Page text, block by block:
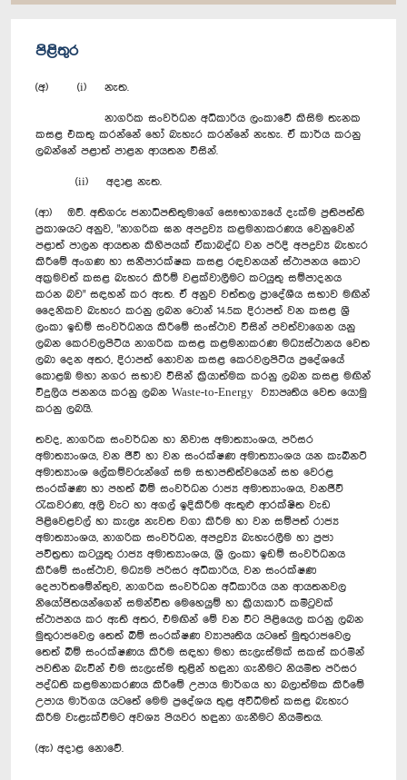
පිළිතුර
(අ) (i) නැත.
නාගරික සංවර්ධන අධිකාරිය ලංකාවේ කිසිම තැනක
කසළ එකතු කරන්නේ හෝ බැහැර කරන්නේ නැහැ. ඒ කාර්ය කරනු
ලබන්නේ පළාත් පාළන ආයතන විසින්.
(ii) අදාළ නැත.
(ආ) ඔව්. අතිගරු ජනාධිපතිතුමාගේ සෞභාග්‍යයේ දැක්ම ප්‍රතිපත්ති
ප්‍රකාශයට අනුව, "නාගරික ඝන අපද්‍රව්‍ය කළමනාකරණය වෙනුවෙන්
පළාත් පාලන ආයතන කිහිපයක් ඒකාබද්ධ වන පරිදි අපද්‍රව්‍ය බැහැර
කිරීමේ අංගණ හා සනීපාරක්ෂක කසළ රඳවනයන් ස්ථාපනය කොට
අක්‍රමවත් කසළ බැහැර කිරීම් වළක්වාලීමට කටයුතු සම්පාදනය
කරන බව" සඳහන් කර ඇත. ඒ අනුව වත්තල ප්‍රාදේශීය සභාව මඟින්
දෛනිකව බැහැර කරනු ලබන ටොන් 14.5ක දිරාපත් වන කසළ ශ්‍රී
ලංකා ඉඩම් සංවර්ධනය කිරීමේ සංස්ථාව විසින් පවත්වාගෙන යනු
ලබන කෙරවලපිටිය නාගරික කසළ කළමනාකරණ මධ්‍යස්ථානය වෙත
ලබා දෙන අතර, දිරාපත් නොවන කසළ කෙරවලපිටිය ප්‍රදේශයේ
කොළඹ මහා නගර සභාව විසින් ක්‍රියාත්මක කරනු ලබන කසළ මඟින්
විදුලිය ජනනය කරනු ලබන Waste-to-Energy ව්‍යාපෘතිය වෙත යොමු
කරනු ලබයි.
තවද, නාගරික සංවර්ධන හා නිවාස අමාත්‍යාංශය, පරිසර
අමාත්‍යාංශය, වන ජීවී හා වන සංරක්ෂණ අමාත්‍යාංශය යන කැබිනට්
අමාත්‍යාංශ ලේකම්වරුන්ගේ සම සභාපතිත්වයෙන් සහ වෙරළ
සංරක්ෂණ හා පහත් බිම් සංවර්ධන රාජ්‍ය අමාත්‍යාංශය, වනජීවී
රැකවරණ, අලි වැට හා අගල් ඉදිකිරීම ඇතුළු ආරක්ෂිත වැඩ
පිළිවෙළවල් හා කැලෑ නැවත වගා කිරීම හා වන සම්පත් රාජ්‍ය
අමාත්‍යාංශය, නාගරික සංවර්ධන, අපද්‍රව්‍ය බැහැරලීම හා ප්‍රජා
පවිත්‍රතා කටයුතු රාජ්‍ය අමාත්‍යාංශය, ශ්‍රී ලංකා ඉඩම් සංවර්ධනය
කිරීමේ සංස්ථාව, මධ්‍යම පරිසර අධිකාරිය, වන සංරක්ෂණ
දෙපාර්තමේන්තුව, නාගරික සංවර්ධන අධිකාරිය යන ආයතනවල
නියෝජිතයන්ගෙන් සමන්විත‍ මෙහෙයුම් හා ක්‍රියාකාරී කමිටුවක්
ස්ථාපනය කර ඇති අතර, එමඟින් මේ වන විට පිළියෙල කරනු ලබන
මුතුරාජවෙල තෙත් බිම් සංරක්ෂණ ව්‍යාපෘතිය යටතේ මුතුරාජවෙල
තෙත් බිම් සංරක්ෂණය කිරීම සඳහා මහා සැලැස්මක් සකස් කරමින්
පවතින බැවින් එම සැලැස්ම තුළින් හඳුනා ගැනීමට නියමිත පරිසර
පද්ධති කළමනාකරණය කිරීමේ උපාය මාර්ගය හා බලාත්මක කිරීමේ
උපාය මාර්ගය යටතේ මෙම ප්‍රදේශය තුළ අවිධිමත් කසළ බැහැර
කිරීම වැළැක්වීමට අවශ්‍ය පියවර හඳුනා ගැනීමට නියමිතය.
(ඇ) අදාළ නොවේ.